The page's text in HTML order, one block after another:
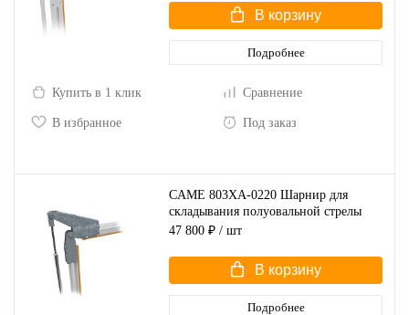
В корзину
Подробнее
Купить в 1 клик Сравнение
В избранное Под заказ
CAME 803XA-0220 Шарнир для
складывания полуовальной стрелы
47 800 ₽ / шт
В корзину
Подробнее